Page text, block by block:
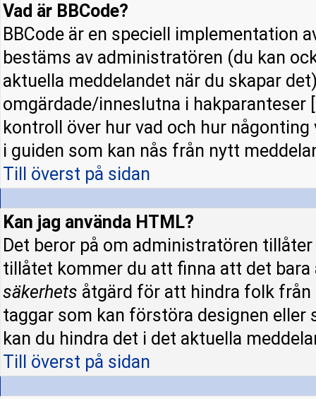
Vad är BBCode?
BBCode är en speciell implementation
bestäms av administratören (du kan
aktuella meddelandet när du skapar
omgärdade/inneslutna i hakparanteser
kontroll över hur vad och hur
i guiden som kan nås från nytt
Till överst på sidan
Kan jag använda HTML?
Det beror på om administratören
tillåtet kommer du att finna att det
säkerhets åtgärd för att hindra folk
taggar som kan förstöra designen eller
kan du hindra det i det aktuella
Till överst på sidan